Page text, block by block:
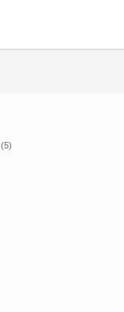
(5)